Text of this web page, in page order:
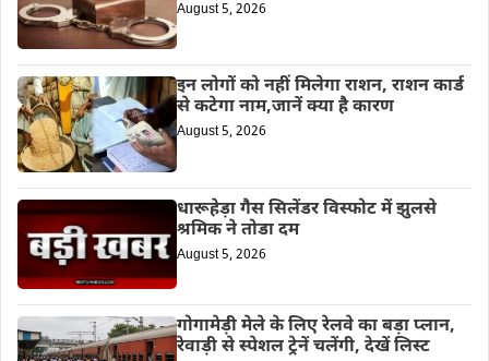
August 5, 2026
इन लोगों को नहीं मिलेगा राशन, राशन कार्ड
से कटेगा नाम,जानें क्या है कारण
August 5, 2026
धारूहेड़ा गैस सिलेंडर विस्फोट में झुलसे
श्रमिक ने तोडा दम
August 5, 2026
गोगामेड़ी मेले के लिए रेलवे का बड़ा प्लान,
रेवाड़ी से स्पेशल ट्रेनें चलेंगी, देखें लिस्ट